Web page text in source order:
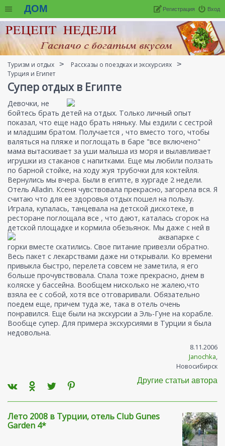
ДОМ Вход
Регистрация
Туризм и отдых
Рассказы о поездках и экскурсиях
Турция и Египет
Супер отдых в Египте
Девочки, не
бойтесь брать детей на отдых. Только личный опыт
показал, что еще надо брать няньку. Мы ездили с сестрой
и младшим братом. Получается , что вместо того, чтобы
валяться на пляже и поглощать в баре "все включено"
мама вытаскивает за уши малыша из моря и вылавливает
игрушки из стаканов с напитками. Еще мы любили ползать
по барной стойке, на ходу жуя трубочки для коктейля.
Вернулись мы вчера. Были в египте, в хургаде 2 недели.
Отель Alladin. Ксеня чувствовала прекрасно, загорела вся. Я
считаю что для ее здоровья отдых пошел на пользу.
Играла, купалась, танцевала на детской дискотеке, в
ресторане поглощала все , что дают, каталась сгорок на
детской площадке и кормила обезьянок. Мы даже с ней в
аквапарке с
горки вместе скатились. Свое питание привезли обратно.
Весь пакет с лекарствами даже ни открывали. Ко времени
привыкла быстро, перелета совсем не заметила, я его
больше прочувствовала. Спала тоже прекрасно, днем в
коляске у бассейна. Вообщем нисколько не жалею,что
взяла ее с собой, хотя все отговаривали. Обязательно
поедем еще, причем туда же, така в отель очень
понравился. Еще были на экскурсии а Эль-Гуне на корабле.
Вообще супер. Для примера экскурсиями в Турции я была
недовольна.
8.11.2006
Janochka,
Новосибирск
Другие статьи автора
Лето 2008 в Турции, отель Club Gunes
Garden 4*